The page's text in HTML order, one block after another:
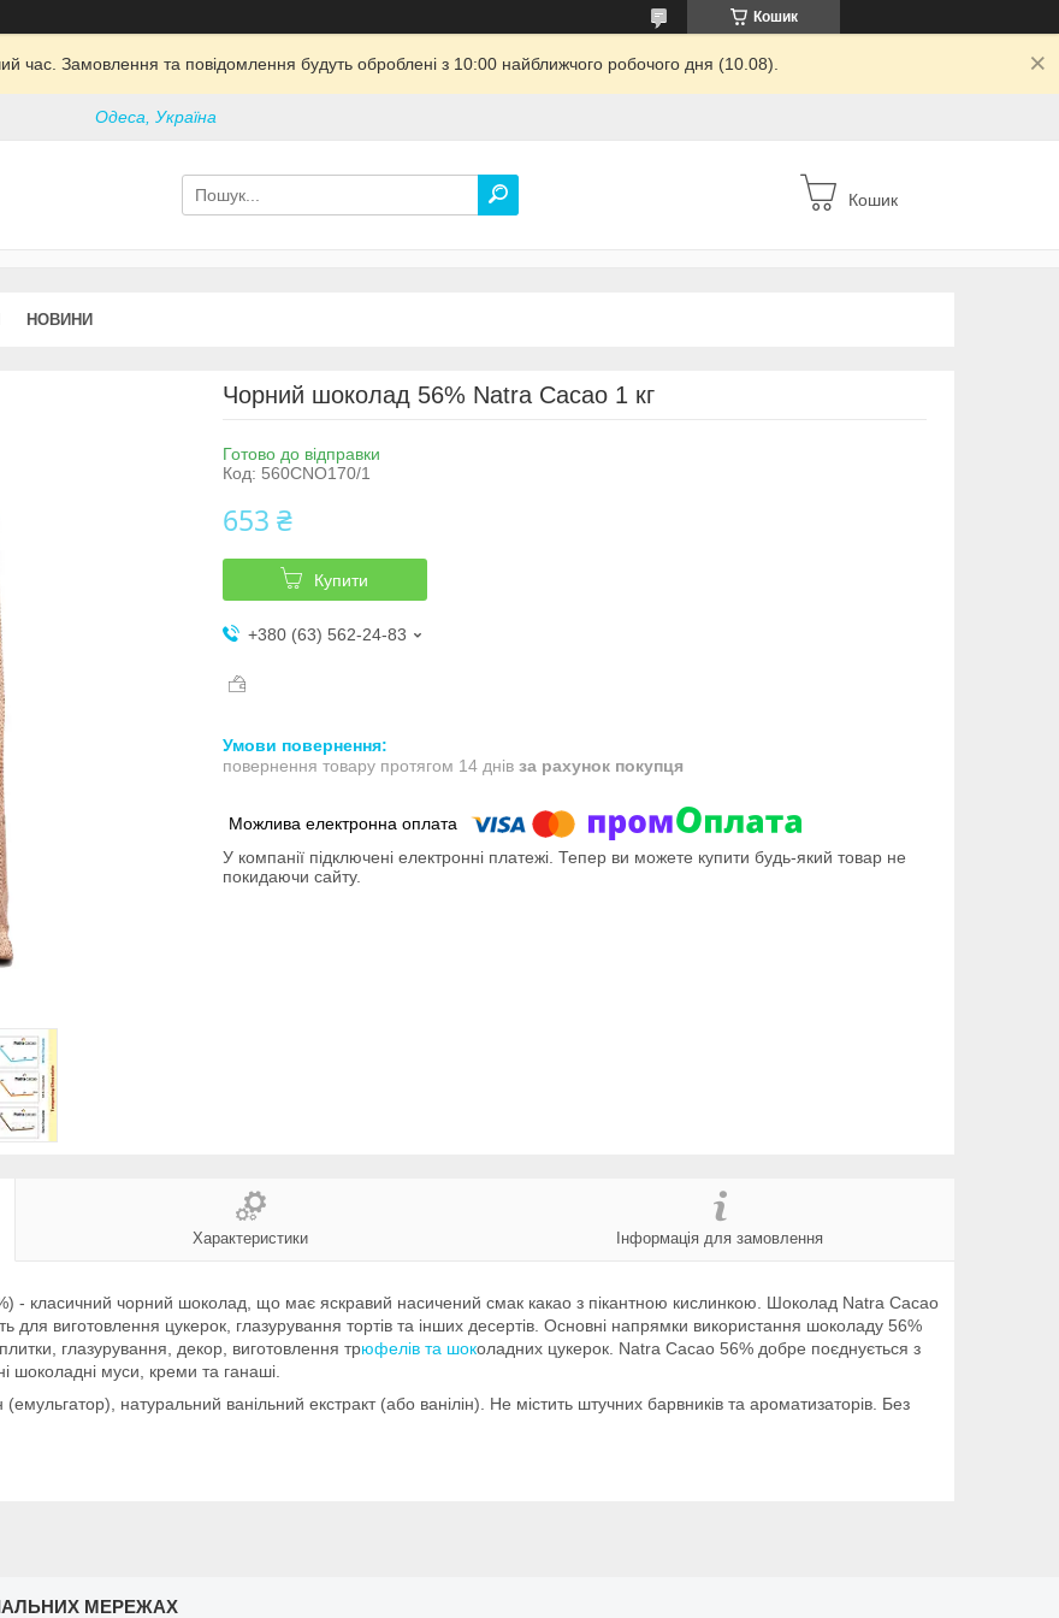
Кошик
час. Замовлення та повідомлення будуть оброблені з 10:00 найближчого робочого дня (10.08).
Одеса, Україна
Кошик
НОВИНИ
Чорний шоколад 56% Natra Cacao 1 кг
Готово до відправки
Код: 560CNO170/1
653 ₴
Купити
+380 (63) 562-24-83
повернення товару протягом 14 днів за рахунок покупця
У компанії підключені електронні платежі. Тепер ви можете купити будь-який товар не
покидаючи сайту.
Характеристики Інформація для замовлення
- класичний чорний шоколад, що має яскравий насичений смак какао з пікантною кислинкою. Шоколад Natra Cacao
для виготовлення цукерок, глазурування тортів та інших десертів. Основні напрямки використання шоколаду 56%
глазурування, декор, виготовлення трюфелів та шоколадних цукерок. Natra Cacao 56% добре поєднується з
шоколадні муси, креми та ганаші.
натуральний ванільний екстракт (або ванілін). Не містить штучних барвників та ароматизаторів. Без
МЕРЕЖАХ